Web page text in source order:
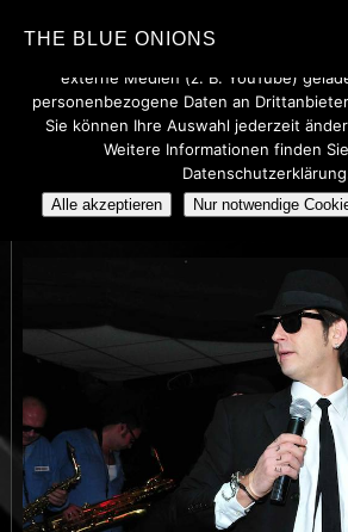
THE BLUE ONIONS
07
Wir verwenden technisch notwendige
dieser Website sicherzustellen. Mit
externe Medien (z. B. YouTube)
personenbezogene Daten an
Sie können Ihre Auswahl jederzeit
Weitere Informationen finden
Alle akzeptieren Nur notwendige